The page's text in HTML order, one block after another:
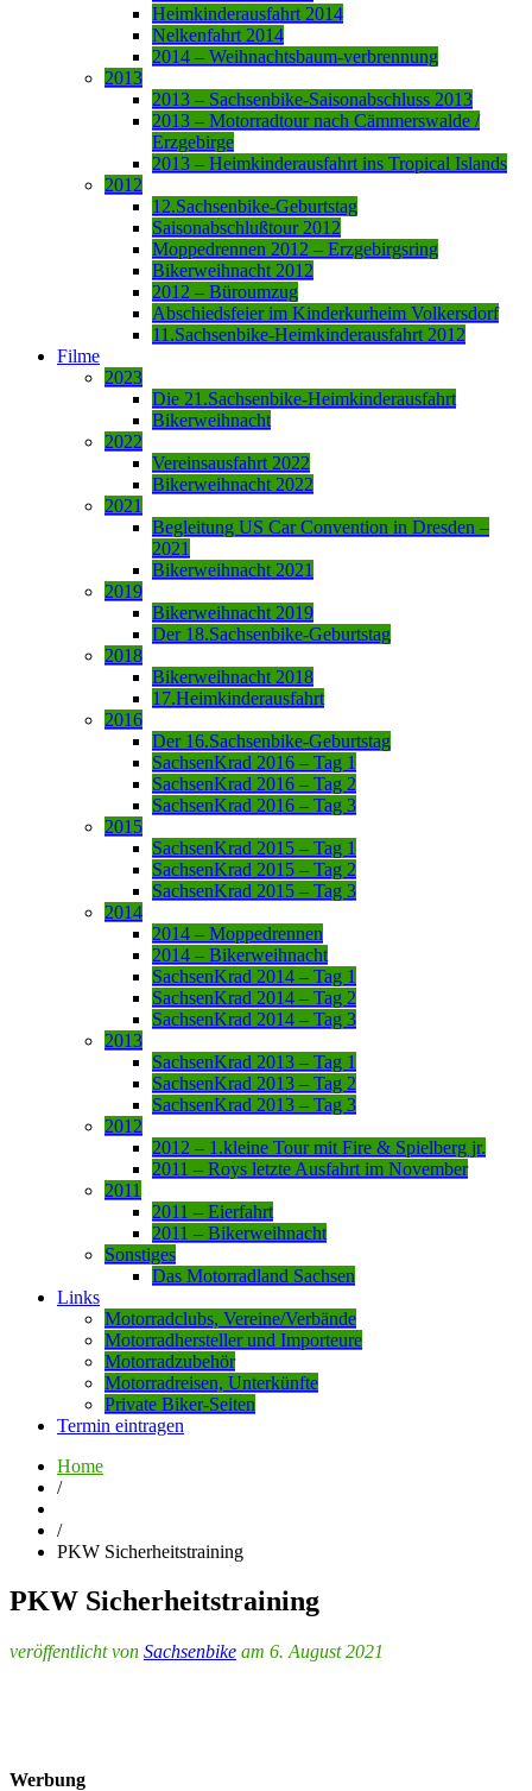
Heimkinderausfahrt 2014
Nelkenfahrt 2014
2014 – Weihnachtsbaum-verbrennung
2013
2013 – Sachsenbike-Saisonabschluss 2013
2013 – Motorradtour nach Cämmerswalde /
Erzgebirge
2013 – Heimkinderausfahrt ins Tropical Islands
2012
12.Sachsenbike-Geburtstag
Saisonabschlußtour 2012
Moppedrennen 2012 – Erzgebirgsring
Bikerweihnacht 2012
2012 – Büroumzug
Abschiedsfeier im Kinderkurheim Volkersdorf
11.Sachsenbike-Heimkinderausfahrt 2012
Filme
2023
Die 21.Sachsenbike-Heimkinderausfahrt
Bikerweihnacht
2022
Vereinsausfahrt 2022
Bikerweihnacht 2022
2021
Begleitung US Car Convention in Dresden –
2021
Bikerweihnacht 2021
2019
Bikerweihnacht 2019
Der 18.Sachsenbike-Geburtstag
2018
Bikerweihnacht 2018
17.Heimkinderausfahrt
2016
Der 16.Sachsenbike-Geburtstag
SachsenKrad 2016 – Tag 1
SachsenKrad 2016 – Tag 2
SachsenKrad 2016 – Tag 3
2015
SachsenKrad 2015 – Tag 1
SachsenKrad 2015 – Tag 2
SachsenKrad 2015 – Tag 3
2014
2014 – Moppedrennen
2014 – Bikerweihnacht
SachsenKrad 2014 – Tag 1
SachsenKrad 2014 – Tag 2
SachsenKrad 2014 – Tag 3
2013
SachsenKrad 2013 – Tag 1
SachsenKrad 2013 – Tag 2
SachsenKrad 2013 – Tag 3
2012
2012 – 1.kleine Tour mit Fire & Spielberg jr.
2011 – Roys letzte Ausfahrt im November
2011
2011 – Eierfahrt
2011 – Bikerweihnacht
Sonstiges
Das Motorradland Sachsen
Links
Motorradclubs, Vereine/Verbände
Motorradhersteller und Importeure
Motorradzubehör
Motorradreisen, Unterkünfte
Private Biker-Seiten
Termin eintragen
Home
/
/
PKW Sicherheitstraining
PKW Sicherheitstraining
veröffentlicht von Sachsenbike am 6. August 2021
Werbung